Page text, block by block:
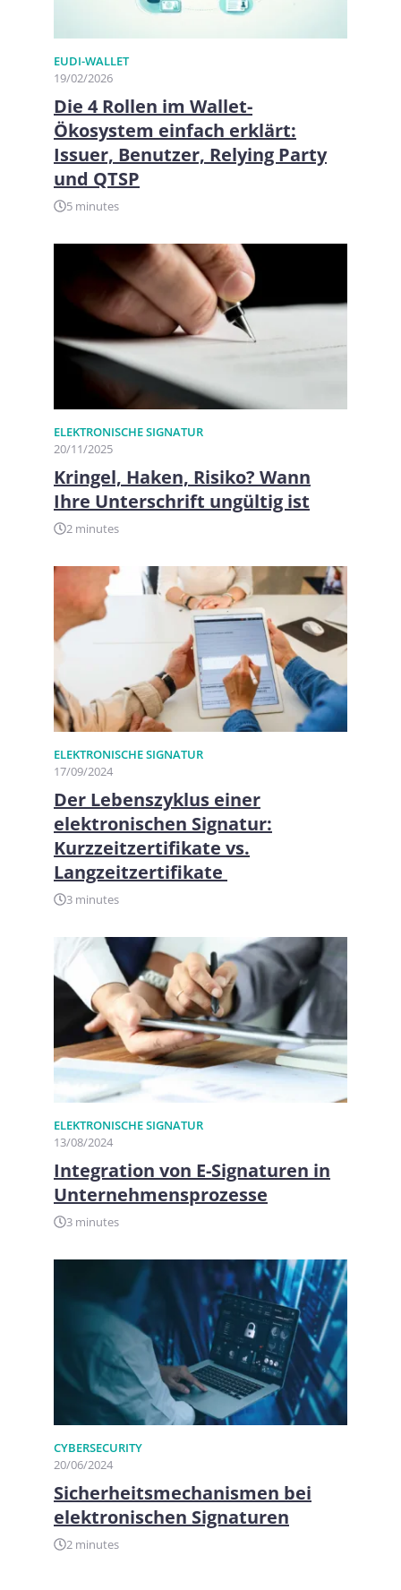
EUDI-WALLET
19/02/2026
Die 4 Rollen im Wallet-
Ökosystem einfach erklärt:
Issuer, Benutzer, Relying Party
und QTSP
5 minutes
ELEKTRONISCHE SIGNATUR
20/11/2025
Kringel, Haken, Risiko? Wann
Ihre Unterschrift ungültig ist
2 minutes
ELEKTRONISCHE SIGNATUR
17/09/2024
Der Lebenszyklus einer
elektronischen Signatur:
Kurzzeitzertifikate vs.
Langzeitzertifikate
3 minutes
ELEKTRONISCHE SIGNATUR
13/08/2024
Integration von E-Signaturen in
Unternehmensprozesse
3 minutes
CYBERSECURITY
20/06/2024
Sicherheitsmechanismen bei
elektronischen Signaturen
2 minutes